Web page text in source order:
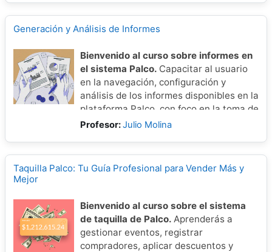
Generación y Análisis de Informes
Bienvenido al curso sobre informes en
el sistema Palco. Capacitar al usuario
en la navegación, configuración y
análisis de los informes disponibles en la
plataforma Palco, con foco en la toma de
decisiones informadas a través de
Profesor:Julio Molina
Taquilla Palco: Tu Guía Profesional para Vender Más y
Mejor
Bienvenido al curso sobre el sistema
de taquilla de Palco. Aprenderás a
gestionar eventos, registrar
compradores, aplicar descuentos y